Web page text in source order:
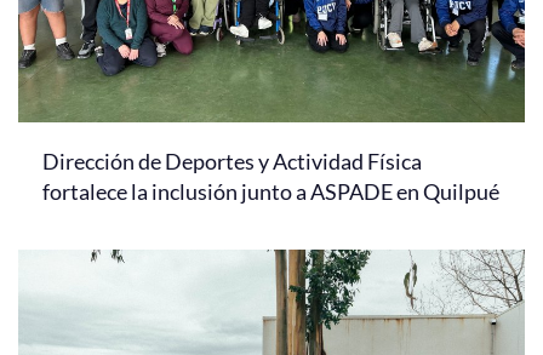
Dirección de Deportes y Actividad Física
fortalece la inclusión junto a ASPADE en Quilpué